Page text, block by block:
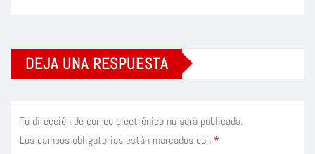
DEJA UNA RESPUESTA
Tu dirección de correo electrónico no será publicada.
Los campos obligatorios están marcados con *